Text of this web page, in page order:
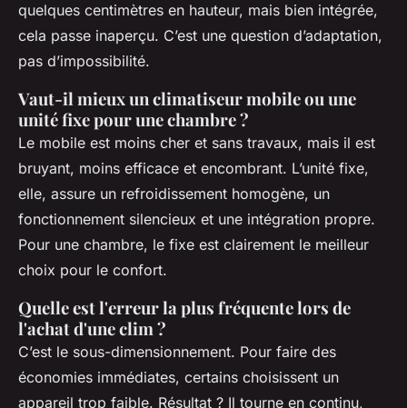
quelques centimètres en hauteur, mais bien intégrée,
cela passe inaperçu. C’est une question d’adaptation,
pas d’impossibilité.
Vaut-il mieux un climatiseur mobile ou une
unité fixe pour une chambre ?
Le mobile est moins cher et sans travaux, mais il est
bruyant, moins efficace et encombrant. L’unité fixe,
elle, assure un refroidissement homogène, un
fonctionnement silencieux et une intégration propre.
Pour une chambre, le fixe est clairement le meilleur
choix pour le confort.
Quelle est l'erreur la plus fréquente lors de
l'achat d'une clim ?
C’est le sous-dimensionnement. Pour faire des
économies immédiates, certains choisissent un
appareil trop faible. Résultat ? Il tourne en continu,